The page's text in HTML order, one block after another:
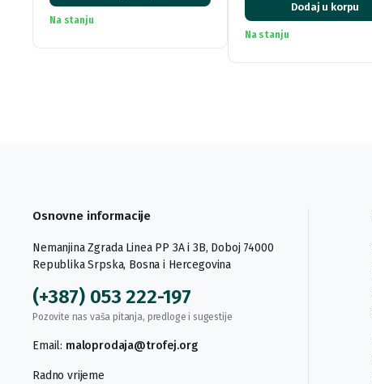
Na stanju
Dodaj u korpu
Na stanju
Osnovne informacije
Nemanjina Zgrada Linea PP 3A i 3B, Doboj 74000
Republika Srpska, Bosna i Hercegovina
(+387) 053 222-197
Pozovite nas vaša pitanja, predloge i sugestije
Email: maloprodaja@trofej.org
Radno vrijeme